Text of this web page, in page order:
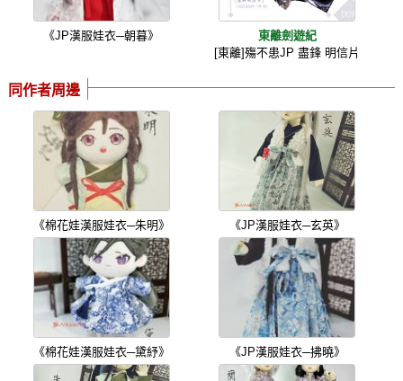
《JP漢服娃衣─朝暮》
東離劍遊紀
[東離]殤不患JP 盡鋒 明信片
同作者周邊
《棉花娃漢服娃衣─朱明》 《JP漢服娃衣─玄英》
《棉花娃漢服娃衣─黛紓》 《JP漢服娃衣─拂曉》